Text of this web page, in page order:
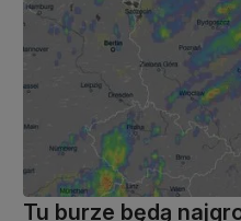
Tu burze będą